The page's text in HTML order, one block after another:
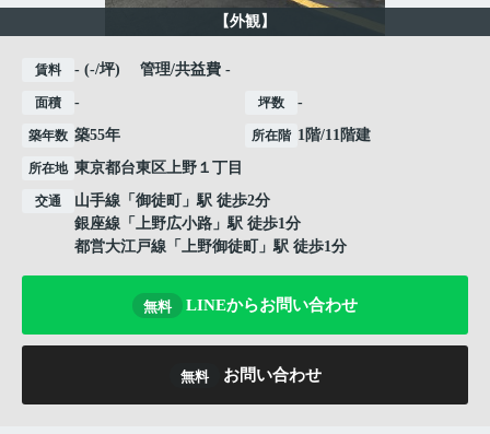
【外観】
賃料 - (-/坪) 管理/共益費 -
面積 - 坪数 -
築年数 築55年 所在階 1階/11階建
所在地 東京都台東区上野 １丁目
交通 山手線 「 御徒町
」駅 徒歩2分
銀座線 「 上野広小路 」駅 徒歩1分
都営大江戸線 「 上野御徒町 」駅 徒歩1分
無料 LINEからお問い合わせ
無料 お問い合わせ